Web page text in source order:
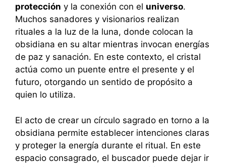
protección y la conexión con el universo.
Muchos sanadores y visionarios realizan
rituales a la luz de la luna, donde colocan la
obsidiana en su altar mientras invocan energías
de paz y sanación. En este contexto, el cristal
actúa como un puente entre el presente y el
futuro, otorgando un sentido de propósito a
quien lo utiliza.
El acto de crear un círculo sagrado en torno a la
obsidiana permite establecer intenciones claras
y proteger la energía durante el ritual. En este
espacio consagrado, el buscador puede dejar ir